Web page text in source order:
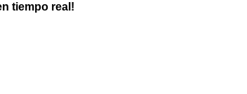
tiempo real!